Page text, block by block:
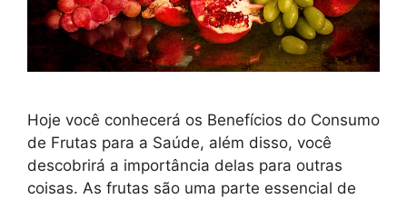
Hoje você conhecerá os Benefícios do Consumo
de Frutas para a Saúde, além disso, você
descobrirá a importância delas para outras
coisas. As frutas são uma parte essencial de